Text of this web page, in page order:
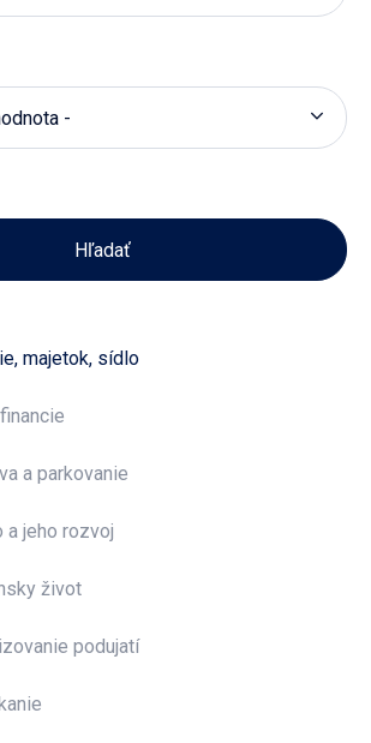
-
majetok, sídlo
a parkovanie
a jeho rozvoj
život
podujatí